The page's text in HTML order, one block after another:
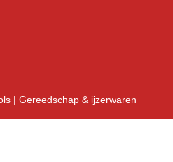
| Gereedschap & ijzerwaren